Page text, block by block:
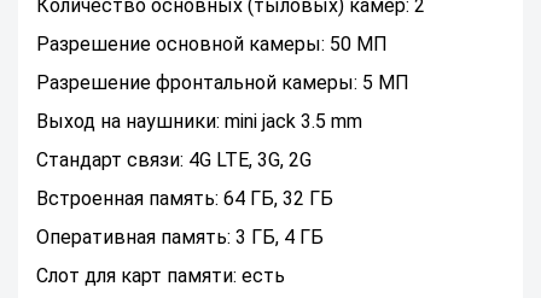
Количество основных (тыловых) камер: 2
Разрешение основной камеры: 50 МП
Разрешение фронтальной камеры: 5 МП
Выход на наушники: mini jack 3.5 mm
Стандарт связи: 4G LTE, 3G, 2G
Встроенная память: 64 ГБ, 32 ГБ
Оперативная память: 3 ГБ, 4 ГБ
Слот для карт памяти: есть